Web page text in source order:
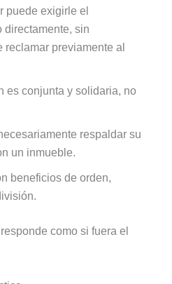
puede exigirle el
directamente, sin
reclamar previamente al
es conjunta y solidaria, no
respaldar su
un inmueble.
beneficios de orden,
como si fuera el